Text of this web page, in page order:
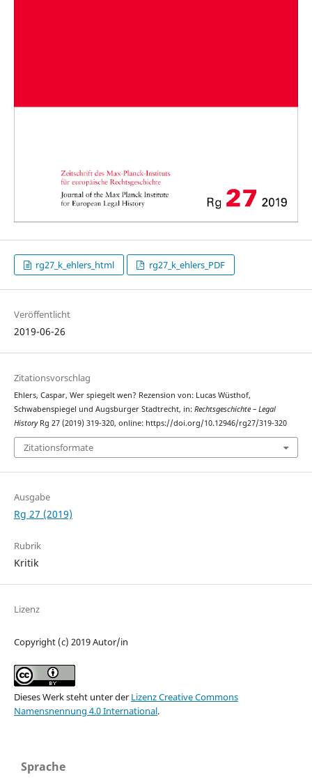
rg27_k_ehlers_html rg27_k_ehlers_PDF
Veröffentlicht
2019-06-26
Zitationsvorschlag
Ehlers, Caspar, Wer spiegelt wen? Rezension von: Lucas Wüsthof,
Schwabenspiegel und Augsburger Stadtrecht, in: Rechtsgeschichte – Legal
HistoryRg 27 (2019) 319-320, online: https://doi.org/10.12946/rg27/319-320
Zitationsformate
Ausgabe
Rg 27 (2019)
Rubrik
Kritik
Lizenz
Copyright (c) 2019 Autor/in
Dieses Werk steht unter der Lizenz Creative Commons
Namensnennung 4.0 International.
Sprache